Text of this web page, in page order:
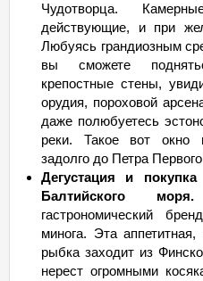
Чудотворца.
действующие, и при
Любуясь грандиозным
вы сможете
крепостные стены,
орудия, пороховой
даже полюбуетесь
реки. Такое вот окно
задолго до Петра
Дегустация и
Балтийского моря.
гастрономический
минога. Эта
рыбка заходит из
нерест огромными